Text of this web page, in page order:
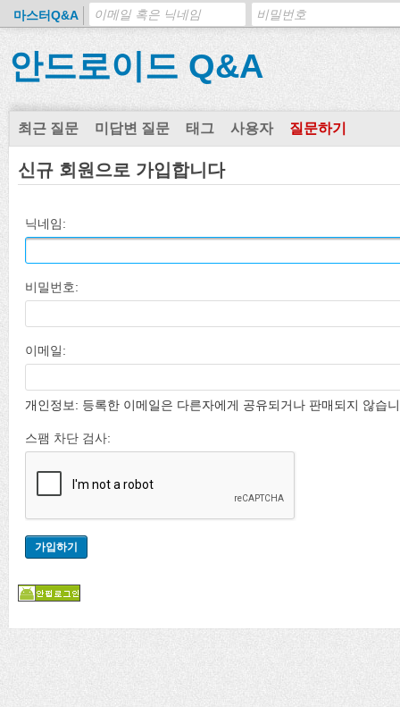
마스터Q&A
안드로이드 Q&A
최근 질문 미답변 질문 태그 사용자 질문하기
신규 회원으로 가입합니다
닉네임:
비밀번호:
이메일:
개인정보: 등록한 이메일은 다른자에게 공유되거나 판매되지 않습
스팸 차단 검사: